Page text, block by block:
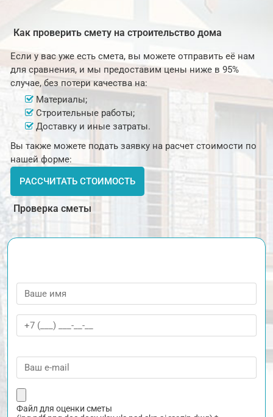
Как проверить смету на строительство дома
Если у вас уже есть смета, вы можете отправить её нам
для сравнения, и мы предоставим цены ниже в 95%
случае, без потери качества на:
Материалы;
Строительные работы;
Доставку и иные затраты.
Вы также можете подать заявку на расчет стоимости по
нашей форме:
РАССЧИТАТЬ СТОИМОСТЬ
Проверка сметы
Файл для оценки сметы